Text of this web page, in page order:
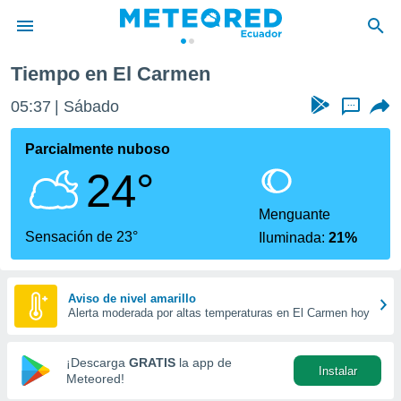
de
ha
que se
calidad.
a este
las
y
forma
digital
basada
Tiempo en El Carmen
05:37 Sábado ...
Parcialmente nuboso
24°
Sensación de 23°
Menguante
Iluminada:21%
Aviso de nivel amarillo
Alerta moderada por altas temperaturas en El Carmen hoy
¡Descarga GRATIS la app de
Meteored!
Instalar